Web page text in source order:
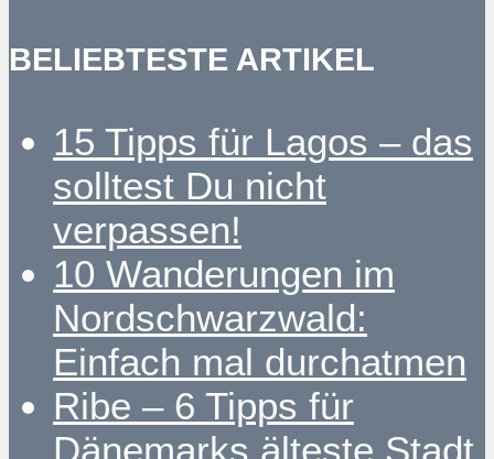
BELIEBTESTE ARTIKEL
15 Tipps für Lagos – das
solltest Du nicht
verpassen!
10 Wanderungen im
Nordschwarzwald:
Einfach mal durchatmen
Ribe – 6 Tipps für
Dänemarks älteste Stadt